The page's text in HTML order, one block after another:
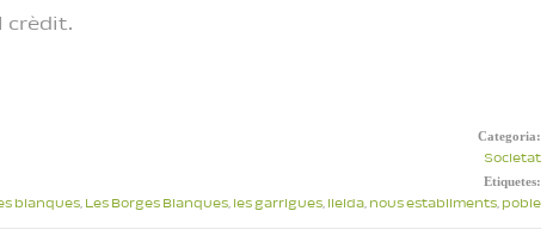
crèdit.
Categoria:
Societat
Etiquetes:
blanques, Les Borges Blanques, les garrigues, lleida, nous establiments, poble